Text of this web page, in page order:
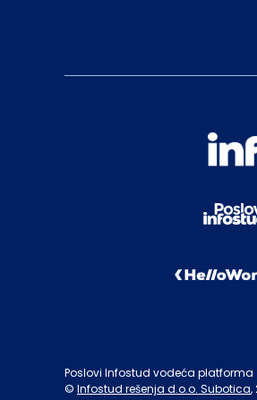
Poslovi Infostud vodeća platforma
© Infostud rešenja d.o.o. Subotica,